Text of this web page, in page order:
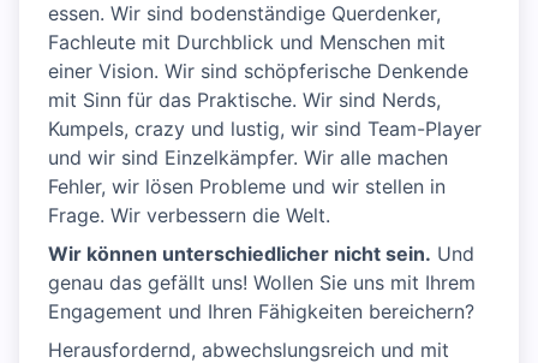
essen. Wir sind bodenständige Querdenker,
Fachleute mit Durchblick und Menschen mit
einer Vision. Wir sind schöpferische Denkende
mit Sinn für das Praktische. Wir sind Nerds,
Kumpels, crazy und lustig, wir sind Team-Player
und wir sind Einzelkämpfer. Wir alle machen
Fehler, wir lösen Probleme und wir stellen in
Frage. Wir verbessern die Welt.
Wir können unterschiedlicher nicht sein. Und
genau das gefällt uns! Wollen Sie uns mit Ihrem
Engagement und Ihren Fähigkeiten bereichern?
Herausfordernd, abwechslungsreich und mit